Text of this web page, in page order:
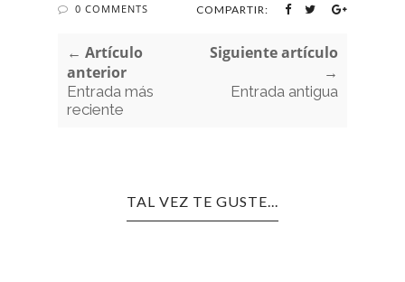
0 COMMENTS COMPARTIR:
← Artículo
anterior
Entrada más
reciente
Siguiente artículo
→
Entrada antigua
TAL VEZ TE GUSTE...